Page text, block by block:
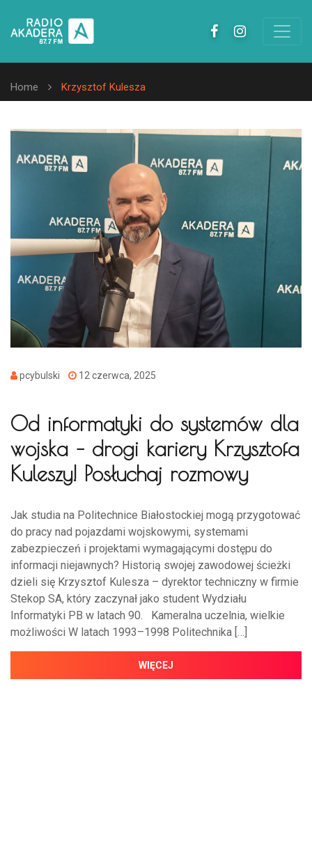
Home Krzysztof Kulesza
pcybulski 12 czerwca, 2025
Od informatyki do systemów dla
wojska – drogi kariery Krzysztofa
Kuleszy! Posłuchaj rozmowy
Jak studia na Politechnice Białostockiej mogą przygotować
do pracy nad pojazdami wojskowymi, systemami
zabezpieczeń i projektami wymagającymi dostępu do
informacji niejawnych? Historią swojej zawodowej ścieżki
dzieli się Krzysztof Kulesza – dyrektor techniczny w firmie
Stekop SA, który zaczynał jako student Wydziału
Informatyki PB w latach 90. Kameralna uczelnia, wielkie
możliwości W latach 1993–1998 Politechnika […]
WIĘCEJ